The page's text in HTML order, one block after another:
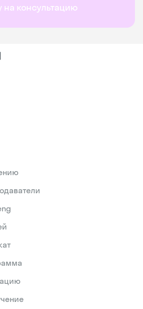
на консультацию